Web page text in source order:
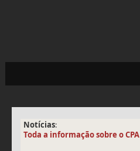
Notícias:
Toda a informação sobre o CPA